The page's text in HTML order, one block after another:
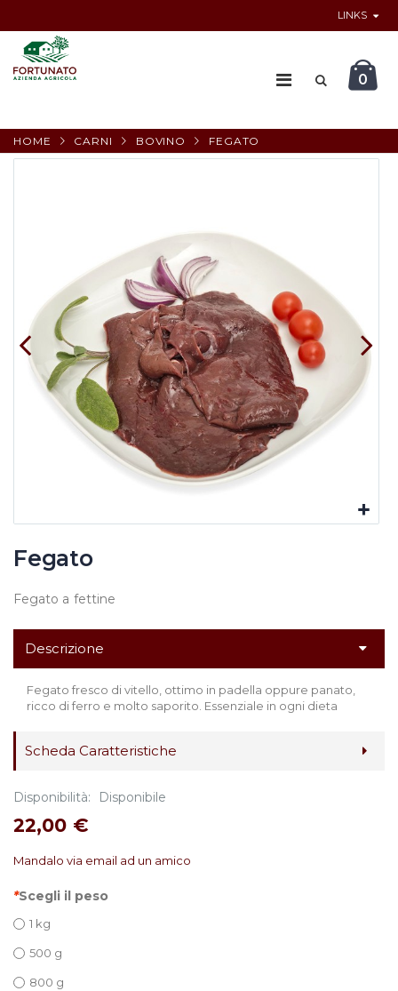
LINKS
0
HOME CARNI BOVINO FEGATO
Fegato
Fegato a fettine
Descrizione
Fegato fresco di vitello, ottimo in padella oppure panato,
ricco di ferro e molto saporito. Essenziale in ogni dieta
Scheda Caratteristiche
Disponibilità: Disponibile
22,00 €
Mandalo via email ad un amico
*Scegli il peso
1 kg
500 g
800 g